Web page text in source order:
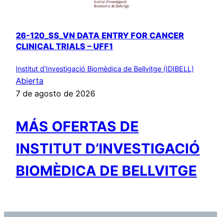
26-120_SS_VN DATA ENTRY FOR CANCER
CLINICAL TRIALS – UFF1
Institut d’Investigació Biomèdica de Bellvitge (IDIBELL)
Abierta
7 de agosto de 2026
MÁS OFERTAS DE
INSTITUT D’INVESTIGACIÓ
BIOMÈDICA DE BELLVITGE